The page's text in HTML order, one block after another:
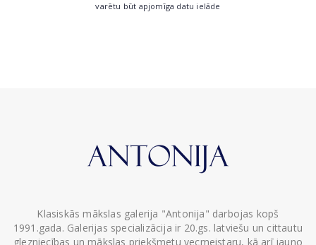
varētu būt apjomīga datu ielāde
Klasiskās mākslas galerija "Antonija" darbojas kopš
1991.gada. Galerijas specializācija ir 20.gs. latviešu un cittautu
glezniecības un mākslas priekšmetu vecmeistaru, kā arī jauno